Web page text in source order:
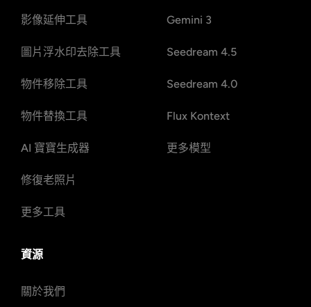
影像延伸工具
圖片浮水印去除工具
物件移除工具
物件替換工具
AI 寶寶生成器
修復老照片
更多工具
Gemini 3
Seedream 4.5
Seedream 4.0
Flux Kontext
更多模型
資源
關於我們